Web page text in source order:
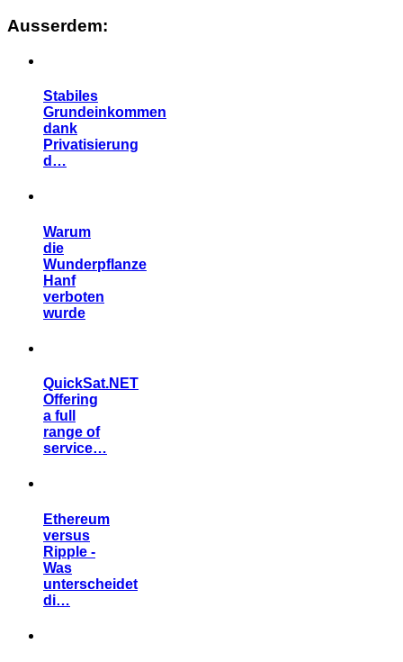
Ausserdem:
Stabiles
Grundeinkommen
dank
Privatisierung
d…
Warum
die
Wunderpflanze
Hanf
verboten
wurde
QuickSat.NET
Offering
a full
range of
service…
Ethereum
versus
Ripple -
Was
unterscheidet
di…